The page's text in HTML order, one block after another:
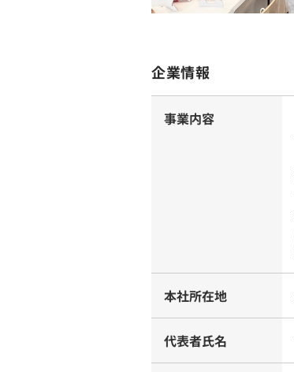
企業情報
事業内容
本社所在地
代表者氏名